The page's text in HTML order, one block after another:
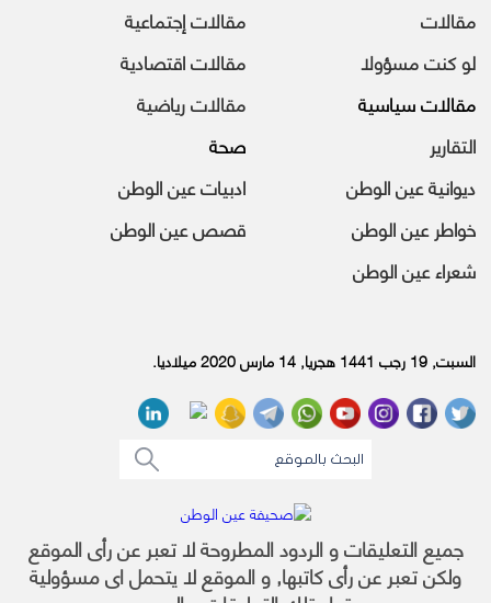
مقالات
مقالات إجتماعية
لو كنت مسؤولا
مقالات اقتصادية
مقالات سياسية
مقالات رياضية
التقارير
صحة
ديوانية عين الوطن
ادبيات عين الوطن
خواطر عين الوطن
قصص عين الوطن
شعراء عين الوطن
السبت, 19 رجب 1441 هجريا, 14 مارس 2020 ميلاديا.
جميع التعليقات و الردود المطروحة لا تعبر عن رأى الموقع
ولكن تعبر عن رأى كاتبها, و الموقع لا يتحمل اى مسؤولية